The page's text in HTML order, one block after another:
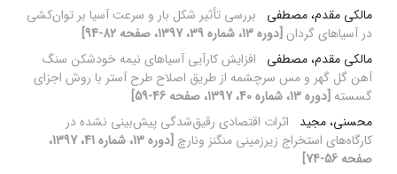
مالکی مقدم، مصطفی
بررسی تأثیر شکل بار و سرعت آسیا بر توان‌کشی
در آسیاهای گردان [دوره 13، شماره 39، 1397، صفحه 82-94]
مالکی مقدم، مصطفی
افزایش کارآیی آسیاهای نیمه خودشکن سنگ
آهن گل گهر و مس سرچشمه از طریق اصلاح طرح آستر با روش اجزای
گسسته [دوره 13، شماره 40، 1397، صفحه 46-59]
محسنی، مجید
اثرات اقتصادی رقیق‌شدگی پیش‌بینی نشده در
کارگاه‌های استخراج زیرزمینی منگنز ونارچ
[دوره 13، شماره 41، 1397،
صفحه 56-74]